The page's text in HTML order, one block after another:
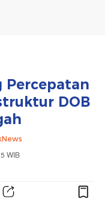
Percepatan
DOB
WIB